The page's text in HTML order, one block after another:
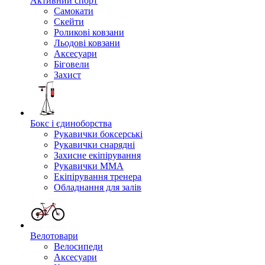
Самокати
Скейти
Роликові ковзани
Льодові ковзани
Аксесуари
Біговели
Захист
Бокс і єдиноборства
Рукавички боксерські
Рукавички снарядні
Захисне екіпірування
Рукавички ММА
Екіпірування тренера
Обладнання для залів
Велотовари
Велосипеди
Аксесуари